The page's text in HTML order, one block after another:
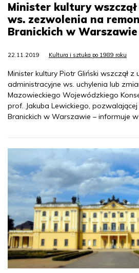
Minister kultury
ws. zezwolenia na
Branickich w Warszawie
22.11.2019 Kultura i sztuka po 1989 roku
Minister kultury Piotr Gliński wszczął
administracyjne ws. uchylenia lub
Mazowieckiego Wojewódzkiego
prof. Jakuba Lewickiego,
Branickich w Warszawie – informuje w